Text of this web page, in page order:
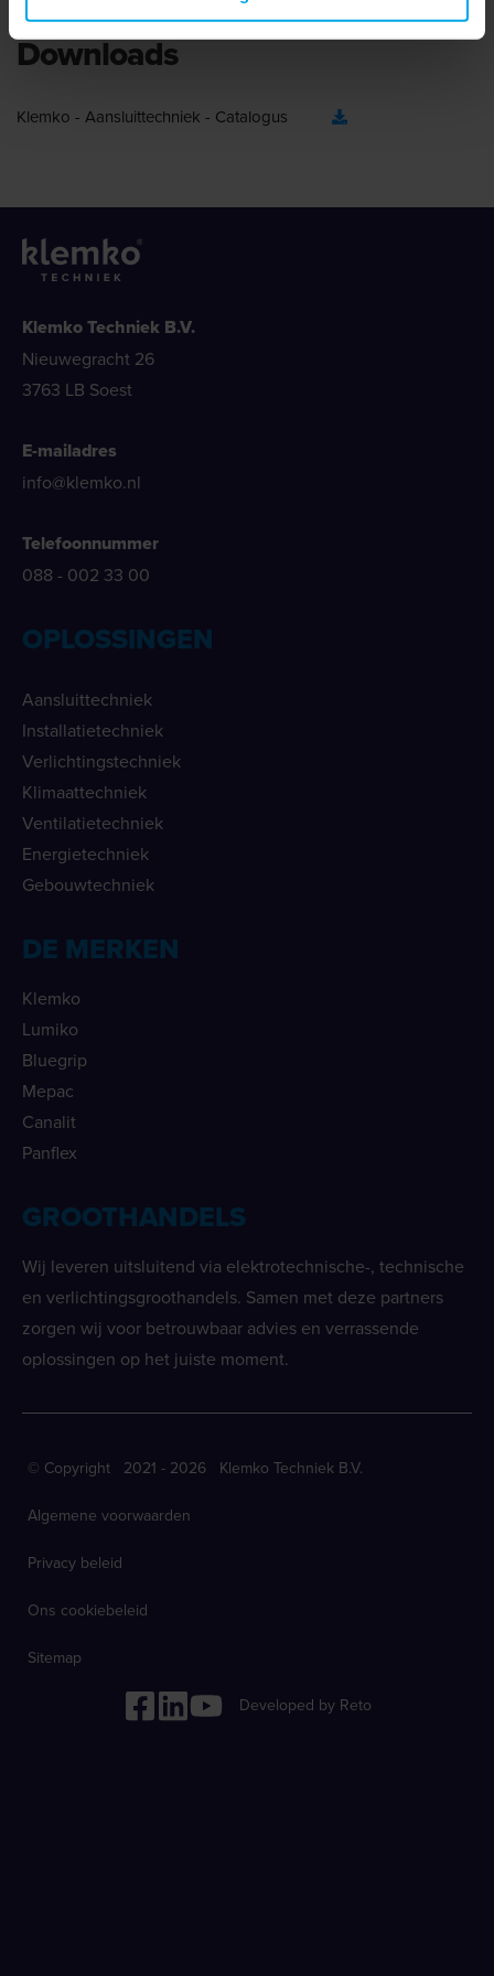
Downloads
Klemko - Aansluittechniek - Catalogus
Klemko Techniek B.V.
Nieuwegracht 26
3763 LB Soest
E-mailadres
info@klemko.nl
Telefoonnummer
088 - 002 33 00
OPLOSSINGEN
Aansluittechniek
Installatietechniek
Verlichtingstechniek
Klimaattechniek
Ventilatietechniek
Energietechniek
Gebouwtechniek
DE MERKEN
Klemko
Lumiko
Bluegrip
Mepac
Canalit
Panflex
GROOTHANDELS
Wij leveren uitsluitend via elektrotechnische-, technische
en verlichtingsgroothandels. Samen met deze partners
zorgen wij voor betrouwbaar advies en verrassende
oplossingen op het juiste moment.
© Copyright 2021 - 2026 Klemko Techniek B.V.
Algemene voorwaarden
Privacy beleid
Ons cookiebeleid
Sitemap
Developed by Reto